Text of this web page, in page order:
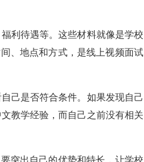
利待遇等。这些材料就像是学校
、地点和方式，是线上视频面试
己是否符合条件。如果发现自己
教学经验，而自己之前没有相关